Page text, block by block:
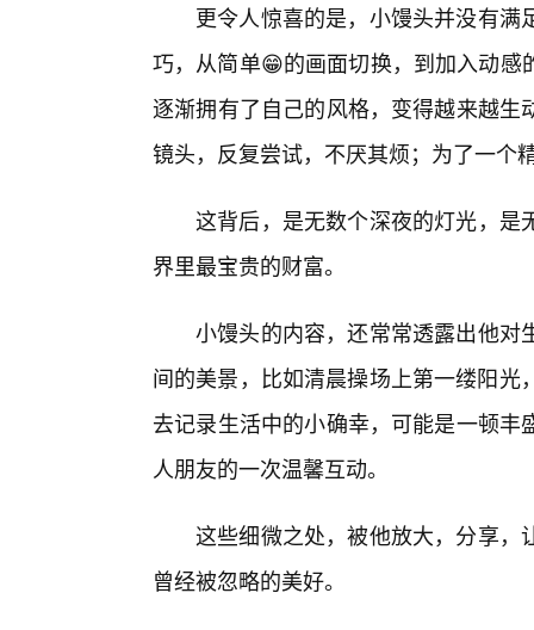
更令人惊喜的是，小馒头并没有
巧，从简单😁的画面切换，到加入动
逐渐拥有了自己的风格，变得越来越
镜头，反复尝试，不厌其烦；为了一个
这背后，是无数个深夜的灯光，是
界里最宝贵的财富。
小馒头的内容，还常常透露出他对
间的美景，比如清晨操场上第一缕阳
去记录生活中的小确幸，可能是一顿
人朋友的一次温馨互动。
这些细微之处，被他放大，分享，
曾经被忽略的美好。